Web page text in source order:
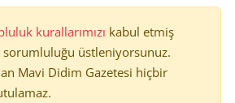
kurallarımızı kabul etmiş
üstleniyorsunuz.
Mavi Didim Gazetesi hiçbir